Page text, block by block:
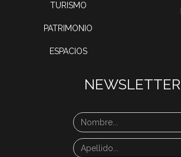
TURISMO
PATRIMONIO
ESPACIOS
NEWSLETTER